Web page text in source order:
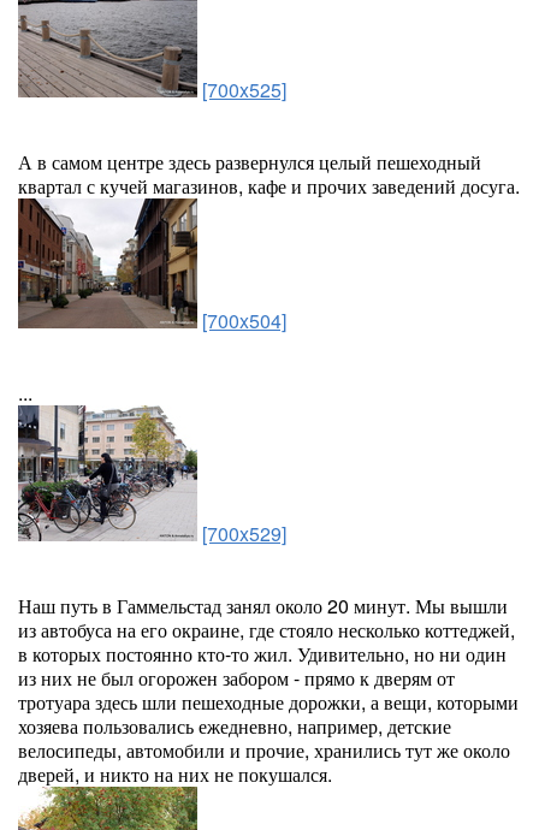
[700x525]
А в самом центре здесь развернулся целый пешеходный
квартал с кучей магазинов, кафе и прочих заведений досуга.
[700x504]
...
[700x529]
Наш путь в Гаммельстад занял около 20 минут. Мы вышли
из автобуса на его окраине, где стояло несколько коттеджей,
в которых постоянно кто-то жил. Удивительно, но ни один
из них не был огорожен забором - прямо к дверям от
тротуара здесь шли пешеходные дорожки, а вещи, которыми
хозяева пользовались ежедневно, например, детские
велосипеды, автомобили и прочие, хранились тут же около
дверей, и никто на них не покушался.